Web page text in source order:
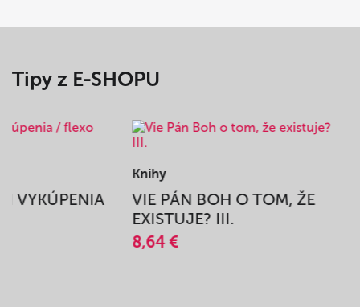
Tipy z E-SHOPU
VYKÚPENIA
Knihy
VIE PÁN BOH O TOM, ŽE
EXISTUJE? III.
8,64 €